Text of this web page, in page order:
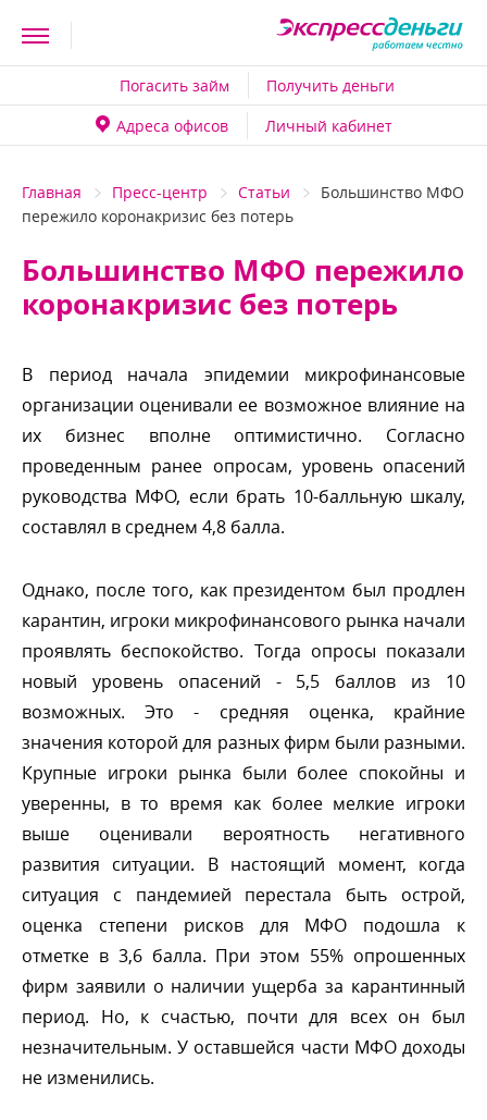
Погасить займ
Получить деньги
Адреса офисо
Личный кабинет
Главная Пресс-центр Статьи
Большинство МФО
пережило коронакризис без потерь
Большинство МФО пережило
коронакризис без потерь
период начала эпидемии микрофинансовые
организации оценивали ее возможное влияние на
их бизнес вполне оптимистично. Согласно
проведенным ранее опросам, уровень опасений
руководства МФО, если брать 10-балльную шкалу,
составлял в среднем 4,8 балла.
Однако, после того, как президентом был продлен
карантин, игроки микрофинансового рынка начали
проявлять беспокойство. Тогда опросы показали
новый уровень опасений - 5,5 баллов из 10
озможных. Это - средняя оценка, крайние
значения которой для разных фирм были разными.
Крупные игроки рынка были более спокойны и
уверенны, в то время как более мелкие игроки
ыше оценивали вероятность негативного
развития ситуации. В настоящий момент, когда
ситуация с пандемией перестала быть острой,
оценка степени рисков для МФО подошла к
отметке в 3,6 балла. При этом 55% опрошенных
фирм заявили о наличии ущерба за карантинный
период. Но, к счастью, почти для всех он был
незначительным. У оставшейся части МФО доходы
не изменились.